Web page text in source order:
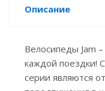
Описание
Велосипеды Jam
каждой поездки!
серии являются